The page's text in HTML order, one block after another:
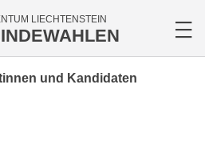
LIECHTENSTEIN
und Kandidaten